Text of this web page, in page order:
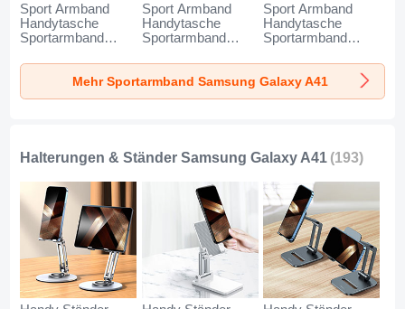
Sport Armband
Handytasche
Sportarmband
Universal A11 für
Samsung Galaxy
A41 Blau
Sport Armband
Handytasche
Sportarmband
Universal G03 für
Samsung Galaxy
A41 Schwarz
Sport Armband
Handytasche
Sportarmband
Universal A10 für
Samsung Galaxy
A41 Grün
Mehr Sportarmband Samsung Galaxy A41
Halterungen & Ständer Samsung Galaxy A41 (193)